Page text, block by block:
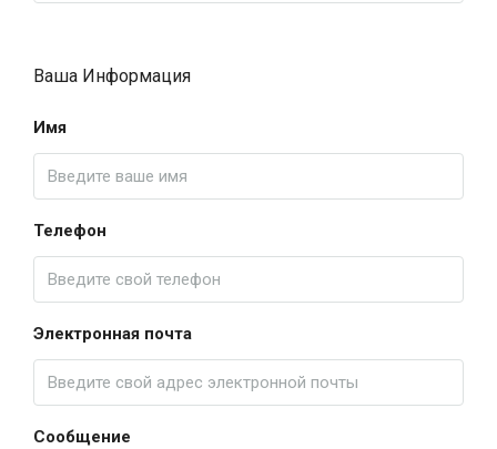
Ваша Информация
Имя
Телефон
Электронная почта
Сообщение